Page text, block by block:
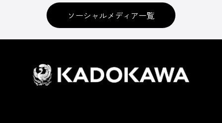
ソーシャルメディア一覧